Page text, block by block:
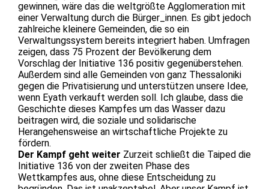
gewinnen, wäre das die weltgrößte Agglomeration mit
einer Verwaltung durch die Bürger_innen. Es gibt jedoch
zahlreiche kleinere Gemeinden, die so ein
Verwaltungssystem bereits integriert haben. Umfragen
zeigen, dass 75 Prozent der Bevölkerung dem
Vorschlag der Initiative 136 positiv gegenüberstehen.
Außerdem sind alle Gemeinden von ganz Thessaloniki
gegen die Privatisierung und unterstützen unsere Idee,
wenn Eyath verkauft werden soll. Ich glaube, dass die
Geschichte dieses Kampfes um das Wasser dazu
beitragen wird, die soziale und solidarische
Herangehensweise an wirtschaftliche Projekte zu
fördern.
Der Kampf geht weiter Zurzeit schließt die Taiped die
Initiative 136 von der zweiten Phase des
Wettkampfes aus, ohne diese Entscheidung zu